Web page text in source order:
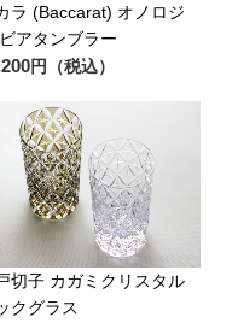
ラ (Baccarat) オノロジ
アタンブラー
円（税込）
切子 カガミクリスタル
クグラス